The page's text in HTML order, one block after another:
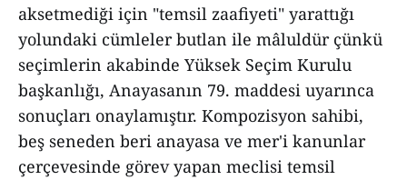
aksetmediği için "temsil zaafiyeti" yarattığı
yolundaki cümleler butlan ile mâluldür çünkü
seçimlerin akabinde Yüksek Seçim Kurulu
başkanlığı, Anayasanın 79. maddesi uyarınca
sonuçları onaylamıştır. Kompozisyon sahibi,
beş seneden beri anayasa ve mer'i kanunlar
çerçevesinde görev yapan meclisi temsil